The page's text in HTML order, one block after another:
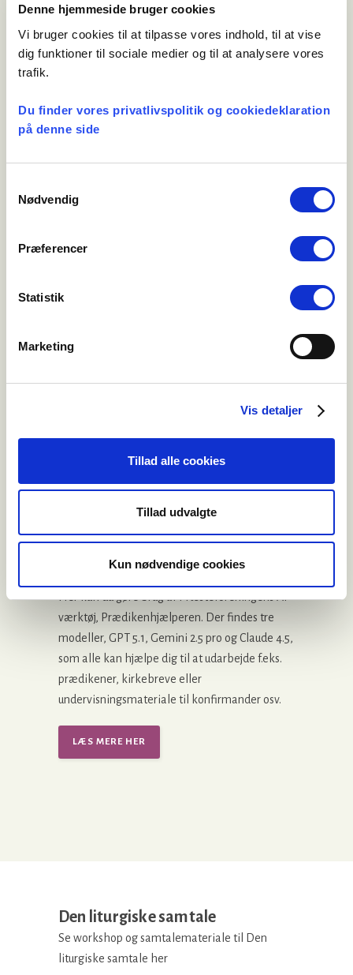
Denne hjemmeside bruger cookies
Vi bruger cookies til at tilpasse vores indhold, til at vise
dig funktioner til sociale medier og til at analysere vores
trafik.
Du finder vores privatlivspolitik og cookiedeklaration
på denne side
Nødvendig
Præferencer
Statistik
Marketing
Vis detaljer
Tillad alle cookies
Tillad udvalgte
Kun nødvendige cookies
Hvis du vil søge specifikt på emner i
Her kan du gøre brug af Præsteforeningens AI-
værktøj, Prædikenhjælperen. Der findes tre
modeller, GPT 5.1, Gemini 2.5 pro og Claude 4.5,
som alle kan hjælpe dig til at udarbejde f.eks.
prædikener, kirkebreve eller
undervisningsmateriale til konfirmander osv.
LÆS MERE HER
Den liturgiske samtale
Se workshop og samtalemateriale til Den
liturgiske samtale her